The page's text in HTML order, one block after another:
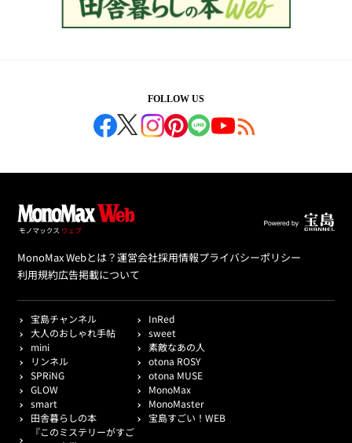
FOLLOW US
MonoMax Webとは？運営会社採用情報プライバシーポリシー
利用規約広告掲載について
宝島チャンネル
InRed
大人のおしゃれ手帖
sweet
mini
素敵なあの人
リンネル
otona ROSY
SPRiNG
otona MUSE
GLOW
MonoMax
smart
MonoMaster
田舎暮らしの本
宝島すごい！WEB
『このミステリーがすご